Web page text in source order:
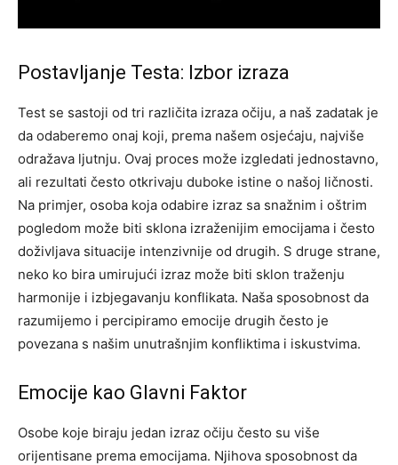
Postavljanje Testa: Izbor izraza
Test se sastoji od tri različita izraza očiju, a naš zadatak je
da odaberemo onaj koji, prema našem osjećaju, najviše
odražava ljutnju. Ovaj proces može izgledati jednostavno,
ali rezultati često otkrivaju duboke istine o našoj ličnosti.
Na primjer, osoba koja odabire izraz sa snažnim i oštrim
pogledom može biti sklona izraženijim emocijama i često
doživljava situacije intenzivnije od drugih. S druge strane,
neko ko bira umirujući izraz može biti sklon traženju
harmonije i izbjegavanju konflikata. Naša sposobnost da
razumijemo i percipiramo emocije drugih često je
povezana s našim unutrašnjim konfliktima i iskustvima.
Emocije kao Glavni Faktor
Osobe koje biraju jedan izraz očiju često su više
orijentisane prema emocijama. Njihova sposobnost da